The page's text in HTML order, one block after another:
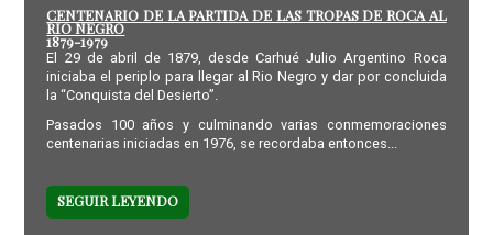
CENTENARIO DE LA PARTIDA DE LAS TROPAS DE ROCA AL
RIO NEGRO
1879-1979
El 29 de abril de 1879, desde Carhué Julio Argentino Roca
iniciaba el periplo para llegar al Rio Negro y dar por concluida
la “Conquista del Desierto”.
Pasados 100 años y culminando varias conmemoraciones
centenarias iniciadas en 1976, se recordaba entonces...
SEGUIR LEYENDO